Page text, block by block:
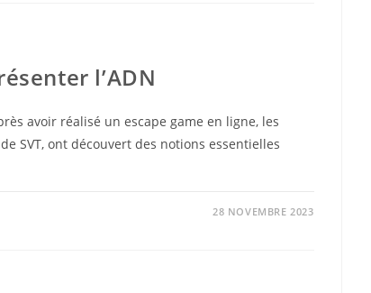
l’ADN
avoir réalisé un escape game en ligne, les
SVT, ont découvert des notions essentielles
28 NOVEMBRE 2023